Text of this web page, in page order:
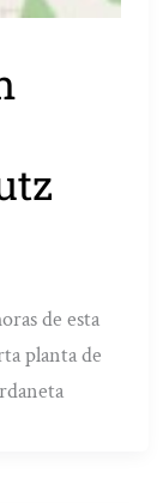
de esta
planta de